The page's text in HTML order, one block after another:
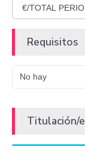
Requisitos
No hay
Titulación/